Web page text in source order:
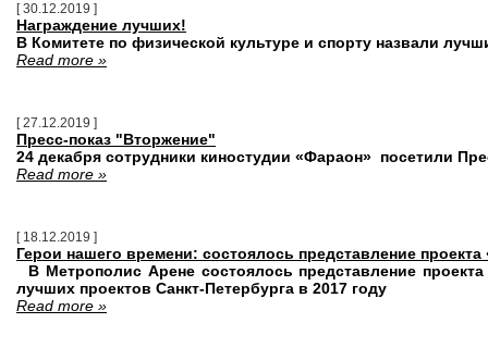
[ 30.12.2019 ]
Награждение лучших!
В Комитете по физической культуре и спорту назвали
Read more »
[ 27.12.2019 ]
Пресс-показ "Вторжение"
24 декабря сотрудники киностудии «Фараон» посетили
Read more »
[ 18.12.2019 ]
Герои нашего времени: состоялось представление
В Метрополис Арене состоялось представление
лучших проектов Санкт-Петербурга в 2017 году
Read more »